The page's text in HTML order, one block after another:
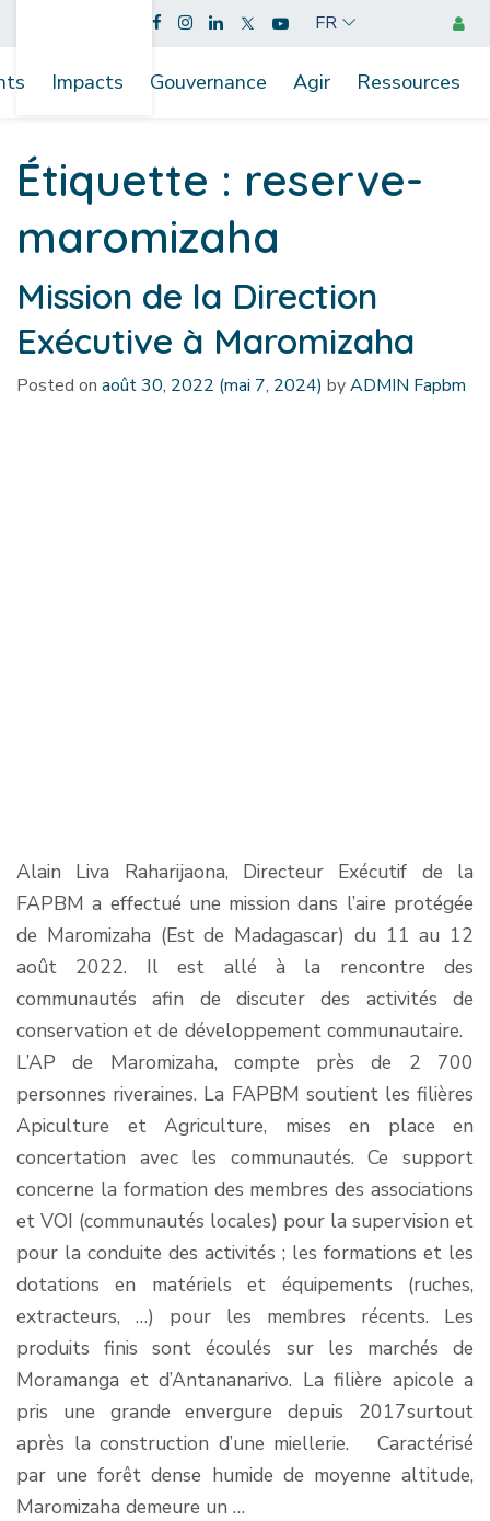
FR
Impacts Gouvernance Agir Ressources
Étiquette : reserve-
maromizaha
Mission de la Direction
Exécutive à Maromizaha
Posted on août 30, 2022 (mai 7, 2024) byADMIN Fapbm
Alain Liva Raharijaona, Directeur Exécutif de la
FAPBM a effectué une mission dans l’aire protégée
de Maromizaha (Est de Madagascar) du 11 au 12
août 2022. Il est allé à la rencontre des
communautés afin de discuter des activités de
conservation et de développement communautaire.
L’AP de Maromizaha, compte près de 2 700
personnes riveraines. La FAPBM soutient les filières
Apiculture et Agriculture, mises en place en
concertation avec les communautés. Ce support
concerne la formation des membres des associations
et VOI (communautés locales) pour la supervision et
pour la conduite des activités ; les formations et les
dotations en matériels et équipements (ruches,
extracteurs, …) pour les membres récents. Les
produits finis sont écoulés sur les marchés de
Moramanga et d’Antananarivo. La filière apicole a
pris une grande envergure depuis 2017surtout
après la construction d’une miellerie. Caractérisé
par une forêt dense humide de moyenne altitude,
Maromizaha demeure un …